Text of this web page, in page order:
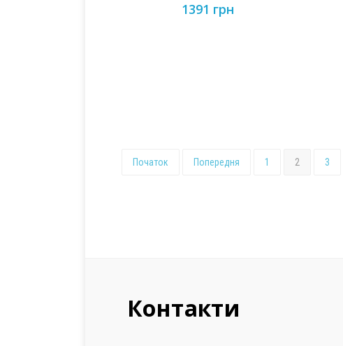
1391 грн
Початок Попередня 1 2 3
Контакти